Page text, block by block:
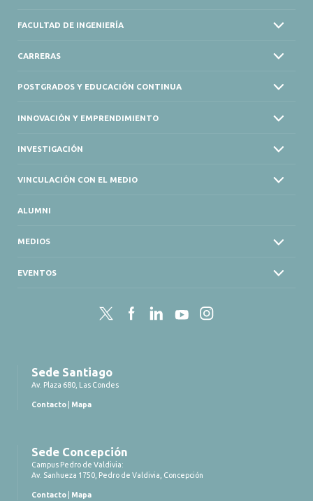
FACULTAD DE INGENIERÍA
CARRERAS
POSTGRADOS Y EDUCACIÓN CONTINUA
INNOVACIÓN Y EMPRENDIMIENTO
INVESTIGACIÓN
VINCULACIÓN CON EL MEDIO
ALUMNI
MEDIOS
EVENTOS
Twitter FacebookLinkedInYouTubeInstagram
Sede Santiago
Av. Plaza 680, Las Condes
Contacto Mapa
Sede Concepción
Campus Pedro de Valdivia:
Av. Sanhueza 1750, Pedro de Valdivia, Concepción
Contacto Mapa